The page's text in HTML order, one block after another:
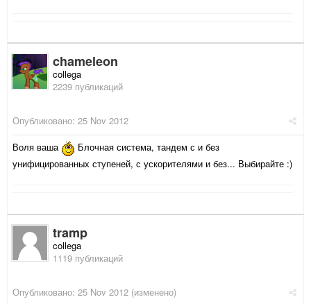
chameleon
collega
2239 публикаций
Опубликовано: 25 Nov 2012
Воля ваша
Блочная система, тандем с и без
унифицированных ступеней, с ускорителями и без... Выбирайте :)
tramp
collega
1119 публикаций
Опубликовано: 25 Nov 2012 (изменено)